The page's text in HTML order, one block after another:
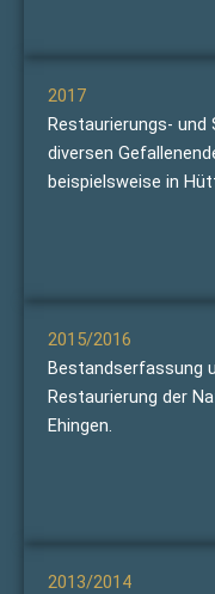
2017
Restaurierungs-
diversen
beispielsweise in
2015/2016
Bestandserfassung
Restaurierung der
Ehingen.
2013/2014